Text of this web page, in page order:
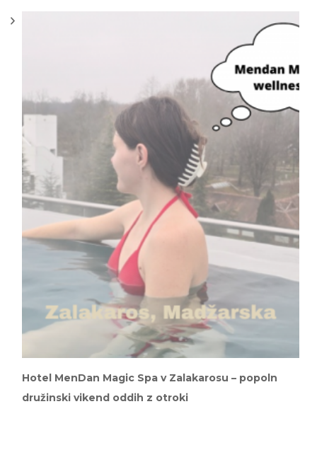
Hotel MenDan Magic Spa v Zalakarosu – popoln
družinski vikend oddih z otroki